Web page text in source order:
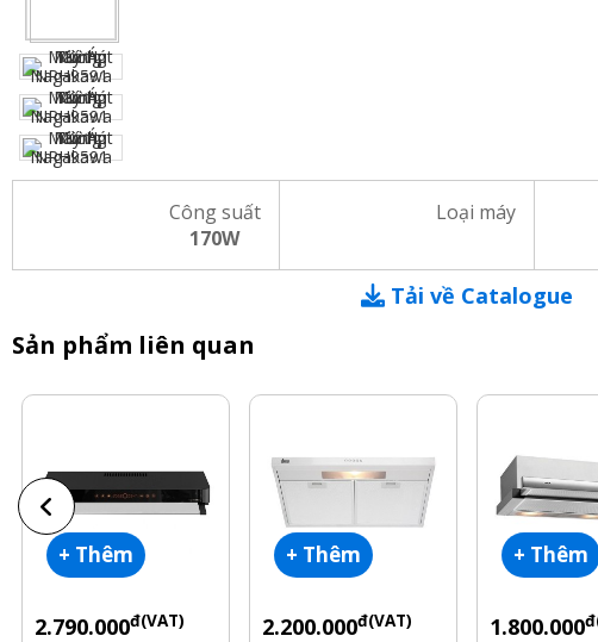
Công suất
170W
Loại máy
Tải về Catalogue
Sản phẩm liên quan
+ Thêm
2.790.000đ(VAT)
+ Thêm
2.200.000đ(VAT)
+ Thêm
1.800.000